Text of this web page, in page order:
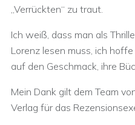
„Verrückten“ zu traut.
Ich weiß, dass man als
Lorenz lesen muss, ich
auf den Geschmack, ihre
Mein Dank gilt dem Team
Verlag für das